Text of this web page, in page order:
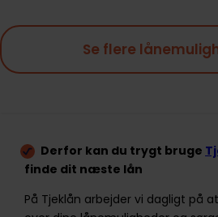
ejet af den norske
også ejer DBA og Bilbasen.
og uforpligtende lån fra op til 18
Gothersgade 8F, 1123
3,6
Tilgængelighed
Se flere
Derfor kan du trygt bruge
finde dit næste lån
På Tjeklån arbejder vi dagligt på